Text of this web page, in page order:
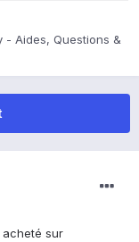
- Aides, Questions &
acheté sur